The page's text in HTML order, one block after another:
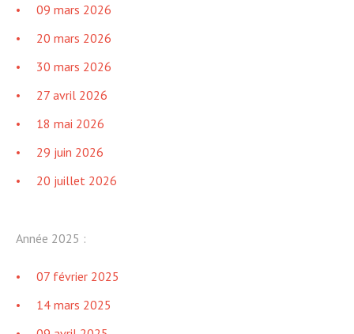
09 mars 2026
20 mars 2026
30 mars 2026
27 avril 2026
18 mai 2026
29 juin 2026
20 juillet 2026
Année 2025 :
07 février 2025
14 mars 2025